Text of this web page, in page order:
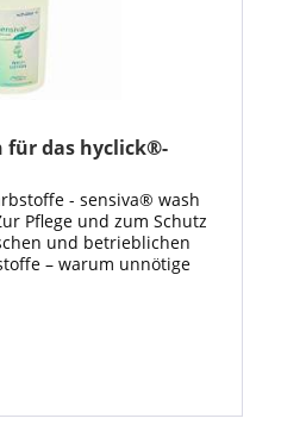
für das hyclick®-
- sensiva® wash
Pflege und zum Schutz
und betrieblichen
– warum unnötige